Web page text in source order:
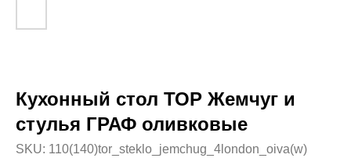
Кухонный стол ТОР Жемчуг и
стулья ГРАФ оливковые
SKU: 110(140)tor_steklo_jemchug_4london_oiva(w)